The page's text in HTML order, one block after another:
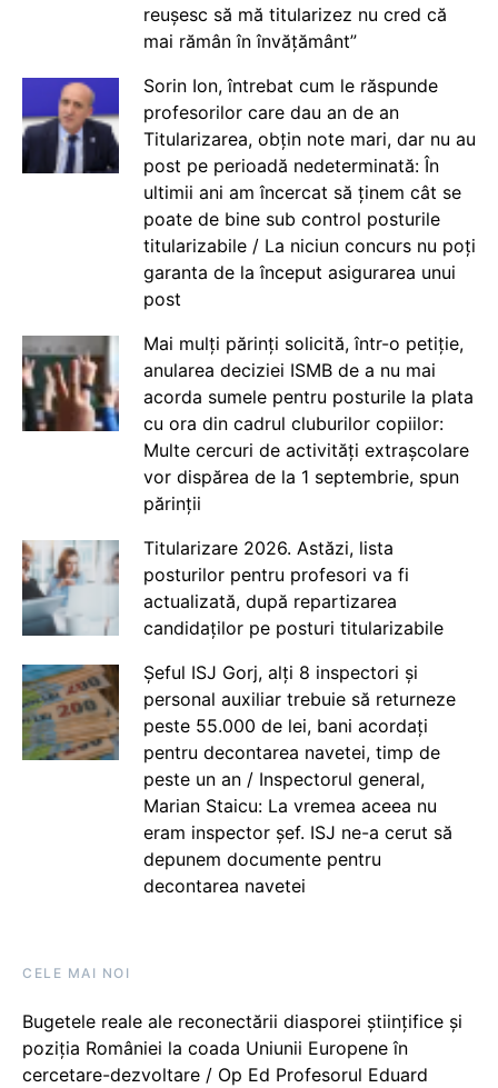
reușesc să mă titularizez nu cred că
mai rămân în învățământ”
Sorin Ion, întrebat cum le răspunde
profesorilor care dau an de an
Titularizarea, obțin note mari, dar nu au
post pe perioadă nedeterminată: În
ultimii ani am încercat să ținem cât se
poate de bine sub control posturile
titularizabile / La niciun concurs nu poți
garanta de la început asigurarea unui
post
Mai mulți părinți solicită, într-o petiție,
anularea deciziei ISMB de a nu mai
acorda sumele pentru posturile la plata
cu ora din cadrul cluburilor copiilor:
Multe cercuri de activități extrașcolare
vor dispărea de la 1 septembrie, spun
părinții
Titularizare 2026. Astăzi, lista
posturilor pentru profesori va fi
actualizată, după repartizarea
candidaților pe posturi titularizabile
Șeful ISJ Gorj, alți 8 inspectori și
personal auxiliar trebuie să returneze
peste 55.000 de lei, bani acordați
pentru decontarea navetei, timp de
peste un an / Inspectorul general,
Marian Staicu: La vremea aceea nu
eram inspector șef. ISJ ne-a cerut să
depunem documente pentru
decontarea navetei
CELE MAI NOI
Bugetele reale ale reconectării diasporei științifice și
poziția României la coada Uniunii Europene în
cercetare-dezvoltare / Op Ed Profesorul Eduard